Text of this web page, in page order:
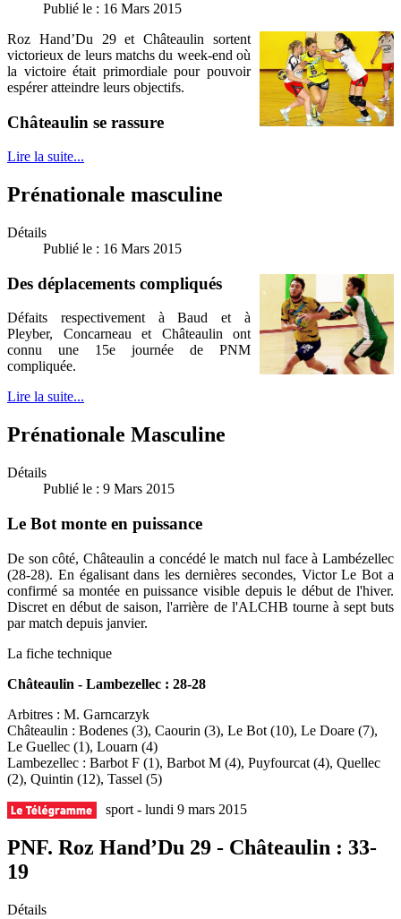
Publié le : 16 Mars 2015
Roz Hand’Du 29 et Châteaulin sortent
victorieux de leurs matchs du week-end où
la victoire était primordiale pour pouvoir
espérer atteindre leurs objectifs.
Châteaulin se rassure
Lire la suite...
Prénationale masculine
Détails
Publié le : 16 Mars 2015
Des déplacements compliqués
Défaits respectivement à Baud et à
Pleyber, Concarneau et Châteaulin ont
connu une 15e journée de PNM
compliquée.
Lire la suite...
Prénationale Masculine
Détails
Publié le : 9 Mars 2015
Le Bot monte en puissance
De son côté, Châteaulin a concédé le match nul face à Lambézellec
(28-28). En égalisant dans les dernières secondes, Victor Le Bot a
confirmé sa montée en puissance visible depuis le début de l'hiver.
Discret en début de saison, l'arrière de l'ALCHB tourne à sept buts
par match depuis janvier.
La fiche technique
Châteaulin - Lambezellec : 28-28
Arbitres : M. Garncarzyk
Châteaulin : Bodenes (3), Caourin (3), Le Bot (10), Le Doare (7),
Le Guellec (1), Louarn (4)
Lambezellec : Barbot F (1), Barbot M (4), Puyfourcat (4), Quellec
(2), Quintin (12), Tassel (5)
sport - lundi 9 mars 2015
PNF. Roz Hand’Du 29 - Châteaulin : 33-
19
Détails